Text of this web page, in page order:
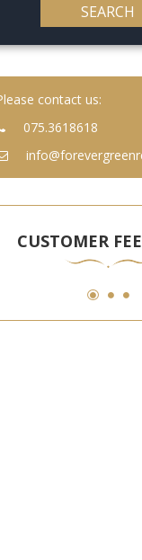
SEARCH
contact us:
075.3618618
CUSTOMER